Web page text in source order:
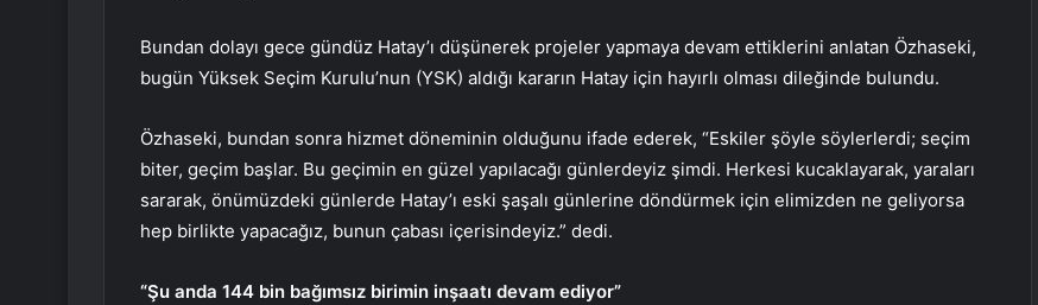
Bundan dolayı gece gündüz Hatay’ı düşünerek projeler yapmaya devam ettiklerini anlatan Özhaseki,
bugün Yüksek Seçim Kurulu’nun (YSK) aldığı kararın Hatay için hayırlı olması dileğinde bulundu.
Özhaseki, bundan sonra hizmet döneminin olduğunu ifade ederek, “Eskiler şöyle söylerlerdi; seçim
biter, geçim başlar. Bu geçimin en güzel yapılacağı günlerdeyiz şimdi. Herkesi kucaklayarak, yaraları
sararak, önümüzdeki günlerde Hatay’ı eski şaşalı günlerine döndürmek için elimizden ne geliyorsa
hep birlikte yapacağız, bunun çabası içerisindeyiz.” dedi.
“Şu anda 144 bin bağımsız birimin inşaatı devam ediyor”